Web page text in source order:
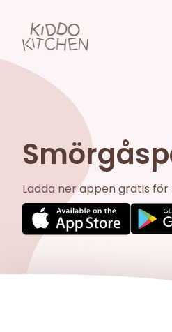
Ladda ner appen gratis